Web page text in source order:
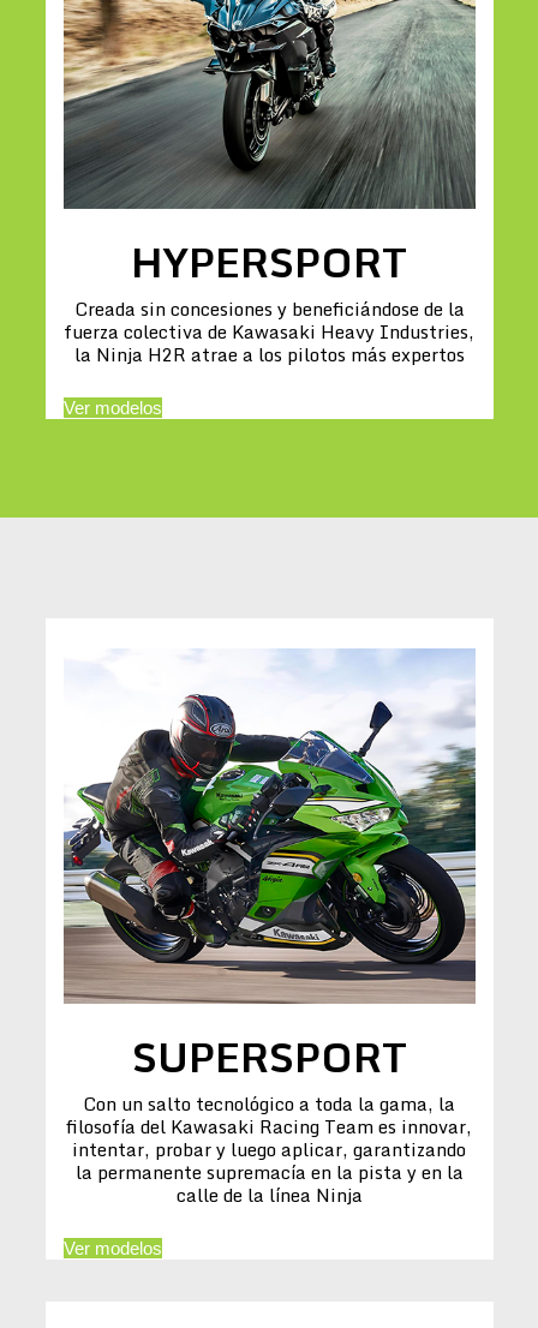
HYPERSPORT
Creada sin concesiones y beneficiándose de la
fuerza colectiva de Kawasaki Heavy Industries,
la Ninja H2R atrae a los pilotos más expertos
Ver modelos
SUPERSPORT
Con un salto tecnológico a toda la gama, la
filosofía del Kawasaki Racing Team es innovar,
intentar, probar y luego aplicar, garantizando
la permanente supremacía en la pista y en la
calle de la línea Ninja
Ver modelos